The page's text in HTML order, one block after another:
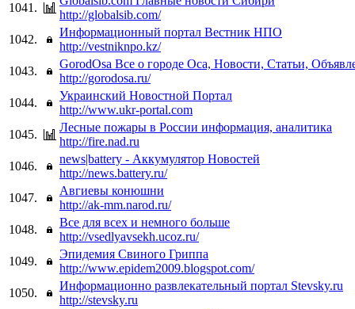
1041.
http://globalsib.com/
1042.
Информационный портал Вестник НПО
http://vestniknpo.kz/
1043.
GorodOsa Все о городе Оса, Новости, Статьи,
http://gorodosa.ru/
1044.
Украинский Новостной Портал
http://www.ukr-portal.com
1045.
Лесные пожары в России информация, аналитика
http://fire.nad.ru
1046.
news|battery - Аккумулятор Новостей
http://news.battery.ru/
1047.
Авгиевы конюшни
http://ak-mm.narod.ru/
1048.
Все для всех и немного больше
http://vsedlyavsekh.ucoz.ru/
1049.
Эпидемия Свиного Гриппа
http://www.epidem2009.blogspot.com/
1050.
Информационно развлекательный портал Stevsky.ru
http://stevsky.ru